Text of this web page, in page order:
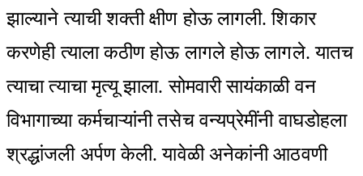
झाल्याने त्याची शक्ती क्षीण होऊ लागली. शिकार
करणेही त्याला कठीण होऊ लागले होऊ लागले. यातच
त्याचा त्याचा मृत्यू झाला. सोमवारी सायंकाळी वन
विभागाच्या कर्मचाऱ्यांनी तसेच वन्यप्रेमींनी वाघडोहला
श्रद्धांजली अर्पण केली. यावेळी अनेकांनी आठवणी